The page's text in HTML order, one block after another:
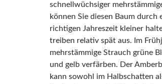
schnellwüchsiger
können Sie diesen Baum
richtigen Jahreszeit kleiner
treiben relativ spät aus. Im
mehrstämmige Strauch grüne
und gelb verfärben. Der
kann sowohl im Halbschatten